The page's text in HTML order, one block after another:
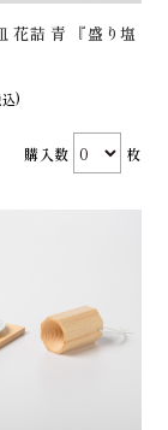
花詰 青 『盛り塩
)
購入数 枚